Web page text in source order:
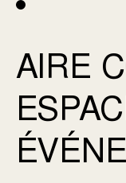
AIRE